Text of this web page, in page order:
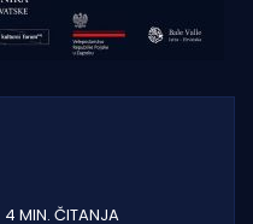
4 MIN. ČITANJA